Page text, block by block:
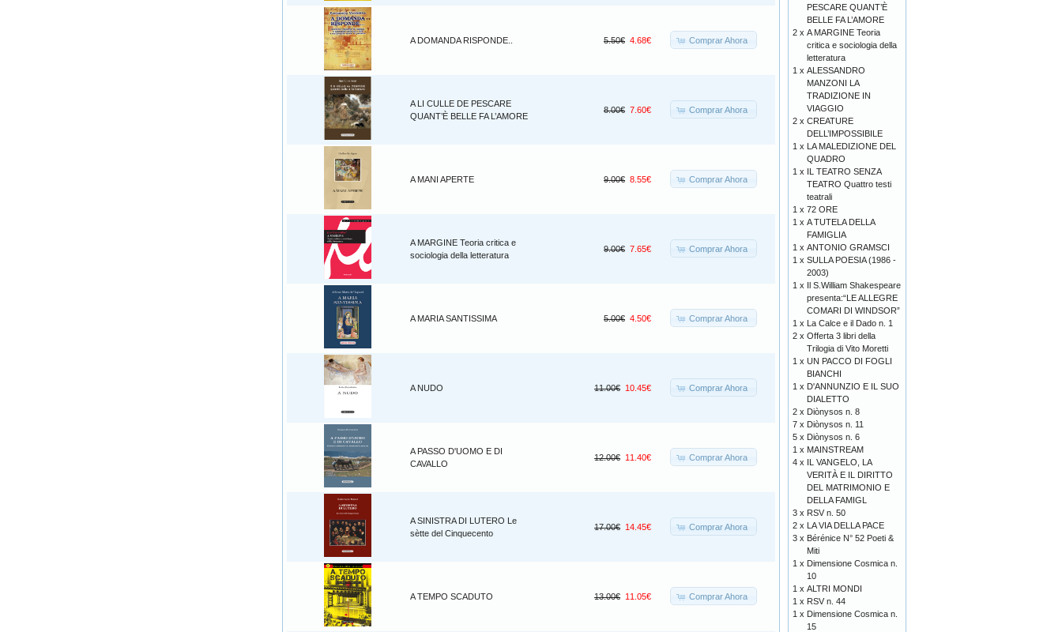
A DOMANDA RISPONDE.. 5.50€ 4.68€ Comprar Ahora
A LI CULLE DE PESCARE
QUANT’È BELLE FA L’AMORE
8.00€ 7.60€ Comprar Ahora
A MANI APERTE 9.00€ 8.55€ Comprar Ahora
A MARGINE Teoria critica e
sociologia della letteratura
9.00€ 7.65€ Comprar Ahora
A MARIA SANTISSIMA 5.00€ 4.50€ Comprar Ahora
A NUDO 11.00€ 10.45€ Comprar Ahora
A PASSO D'UOMO E DI
CAVALLO
12.00€ 11.40€ Comprar Ahora
A SINISTRA DI LUTERO Le
sètte del Cinquecento
17.00€ 14.45€ Comprar Ahora
A TEMPO SCADUTO 13.00€ 11.05€ Comprar Ahora
PESCARE QUANT’È
BELLE FA L’AMORE
2 x A MARGINE Teoria
critica e sociologia della
letteratura
1 x ALESSANDRO
MANZONI LA
TRADIZIONE IN
VIAGGIO
2 x CREATURE
DELL’IMPOSSIBILE
1 x LA MALEDIZIONE DEL
QUADRO
1 x IL TEATRO SENZA
TEATRO Quattro testi
teatrali
1 x 72 ORE
1 x A TUTELA DELLA
FAMIGLIA
1 x ANTONIO GRAMSCI
1 x SULLA POESIA (1986 -
2003)
1 x Il S.William Shakespeare
presenta:“LE ALLEGRE
COMARI DI WINDSOR”
1 x La Calce e il Dado n. 1
2 x Offerta 3 libri della
Trilogia di Vito Moretti
1 x UN PACCO DI FOGLI
BIANCHI
1 x D'ANNUNZIO E IL SUO
DIALETTO
2 x Diònysos n. 8
7 x Diònysos n. 11
5 x Diònysos n. 6
1 x MAINSTREAM
4 x IL VANGELO, LA
VERITÀ E IL DIRITTO
DEL MATRIMONIO E
DELLA FAMIGL
3 x RSV n. 50
2 x LA VIA DELLA PACE
3 x Bérénice N° 52 Poeti &
Miti
1 x Dimensione Cosmica n.
10
1 x ALTRI MONDI
1 x RSV n. 44
1 x Dimensione Cosmica n.
15